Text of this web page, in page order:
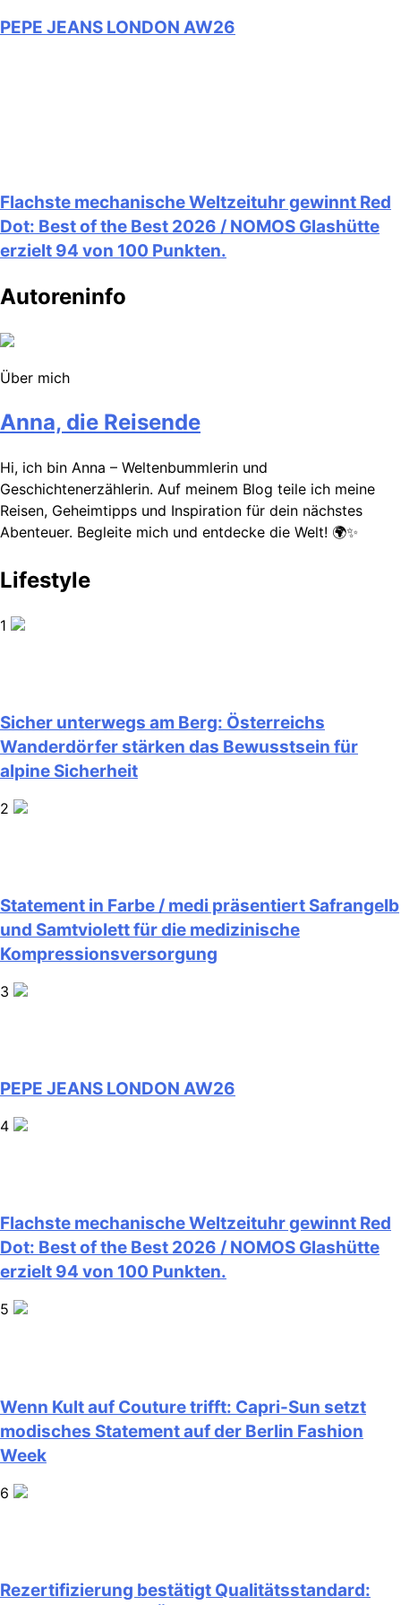
PEPE JEANS LONDON AW26
Flachste mechanische Weltzeituhr gewinnt Red
Dot: Best of the Best 2026 / NOMOS Glashütte
erzielt 94 von 100 Punkten.
Autoreninfo
Über mich
Anna, die Reisende
Hi, ich bin Anna – Weltenbummlerin und
Geschichtenerzählerin. Auf meinem Blog teile ich meine
Reisen, Geheimtipps und Inspiration für dein nächstes
Abenteuer. Begleite mich und entdecke die Welt! 🌍✨
Lifestyle
1
Sicher unterwegs am Berg: Österreichs
Wanderdörfer stärken das Bewusstsein für
alpine Sicherheit
2
Statement in Farbe / medi präsentiert Safrangelb
und Samtviolett für die medizinische
Kompressionsversorgung
3
PEPE JEANS LONDON AW26
4
Flachste mechanische Weltzeituhr gewinnt Red
Dot: Best of the Best 2026 / NOMOS Glashütte
erzielt 94 von 100 Punkten.
5
Wenn Kult auf Couture trifft: Capri-Sun setzt
modisches Statement auf der Berlin Fashion
Week
6
Rezertifizierung bestätigt Qualitätsstandard: